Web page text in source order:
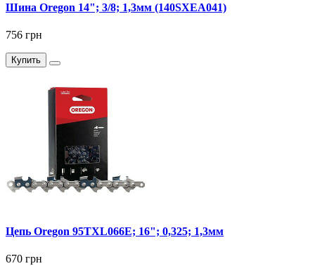
Шина Oregon 14"; 3/8; 1,3мм (140SXEA041)
756 грн
Купить
Цепь Oregon 95TXL066E; 16"; 0,325; 1,3мм
670 грн